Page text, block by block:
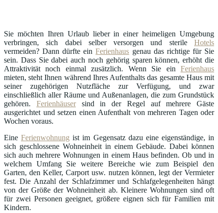
Sie möchten Ihren Urlaub lieber in einer heimeligen Umgebung
verbringen, sich dabei selber versorgen und sterile Hotels
vermeiden? Dann dürfte einFerienhaus genau das richtige für Sie
sein. Dass Sie dabei auch noch gehörig sparen können, erhöht die
Attraktivität noch einmal zusätzlich. Wenn Sie ein Ferienhaus
mieten, steht Ihnen während Ihres Aufenthalts das gesamte Haus mit
seiner zugehörigen Nutzfläche zur Verfügung, und zwar
einschließlich aller Räume und Außenanlagen, die zum Grundstück
gehören. Ferienhäusersind in der Regel auf mehrere Gäste
ausgerichtet und setzen einen Aufenthalt von mehreren Tagen oder
Wochen voraus.
EineFerienwohnung ist im Gegensatz dazu eine eigenständige, in
sich geschlossene Wohneinheit in einem Gebäude. Dabei können
sich auch mehrere Wohnungen in einem Haus befinden. Ob und in
welchem Umfang Sie weitere Bereiche wie zum Beispiel den
Garten, den Keller, Carport usw. nutzen können, legt der Vermieter
fest. Die Anzahl der Schlafzimmer und Schlafgelegenheiten hängt
von der Größe der Wohneinheit ab. Kleinere Wohnungen sind oft
für zwei Personen geeignet, größere eignen sich für Familien mit
Kindern.